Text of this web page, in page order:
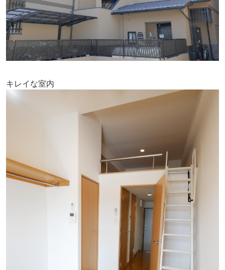
キレイな室内